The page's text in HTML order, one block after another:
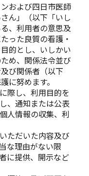
および四日市医師
ん」（以下「いし
、利用者の意思及
った良質の看護・
的とし、いしかい
め、関係法令並び
び関係者（以下
に努めます。
際し、利用目的を
、通知または公表
人情報の収集、利
ただいた内容及び
な理由がない限
に提供、開示など